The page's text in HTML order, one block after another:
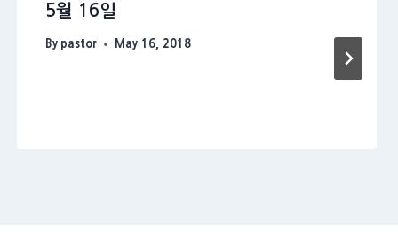
5월 16일
By pastor May 16, 2018